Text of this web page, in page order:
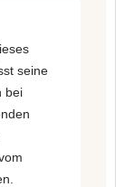
seine
bei